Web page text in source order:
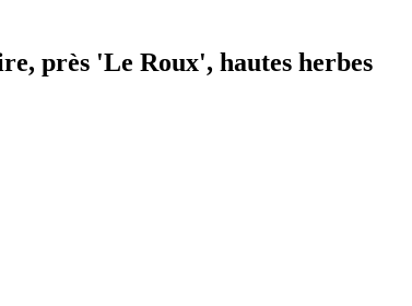
près 'Le Roux', hautes herbes